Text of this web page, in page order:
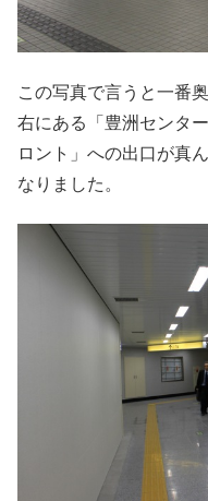
この写真で言うと一番
右にある「豊洲センタ
ロント」への出口が真
なりました。